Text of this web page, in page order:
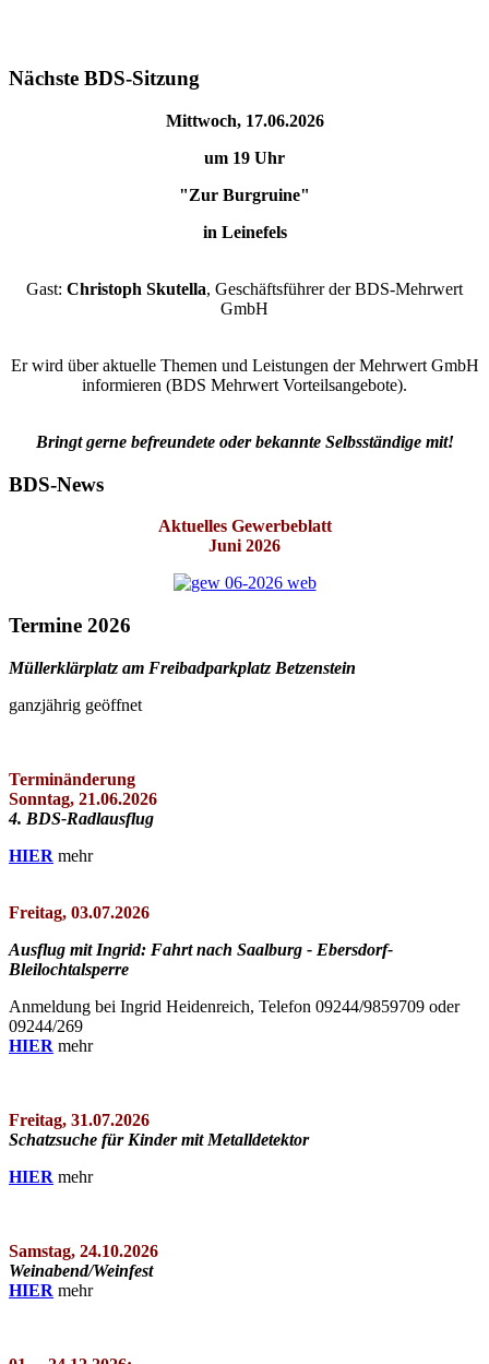
Nächste BDS-Sitzung
Mittwoch, 17.06.2026
um 19 Uhr
"Zur Burgruine"
in Leinefels
Gast: Christoph Skutella, Geschäftsführer der BDS-Mehrwert
GmbH
Er wird über aktuelle Themen und Leistungen der Mehrwert GmbH
informieren (BDS Mehrwert Vorteilsangebote).
Bringt gerne befreundete oder bekannte Selbsständige mit!
BDS-News
Aktuelles Gewerbeblatt
Juni 2026
Termine 2026
Müllerklärplatz am Freibadparkplatz Betzenstein
ganzjährig geöffnet
Terminänderung
Sonntag, 21.06.2026
4. BDS-Radlausflug
HIER mehr
Freitag, 03.07.2026
Ausflug mit Ingrid: Fahrt nach Saalburg - Ebersdorf-
Bleilochtalsperre
Anmeldung bei Ingrid Heidenreich, Telefon 09244/9859709 oder
09244/269
HIER mehr
Freitag, 31.07.2026
Schatzsuche für Kinder mit Metalldetektor
HIER mehr
Samstag, 24.10.2026
Weinabend/Weinfest
HIER mehr